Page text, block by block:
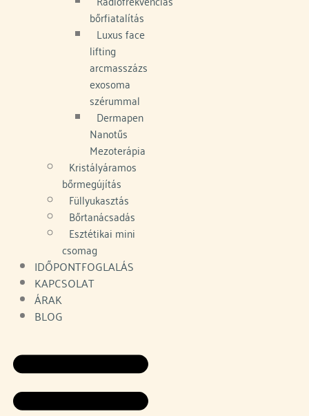
bőrfiatalítás
Luxus face
lifting
arcmasszázs
exosoma
szérummal
Dermapen
Nanotűs
Mezoterápia
Kristályáramos
bőrmegújítás
Füllyukasztás
Bőrtanácsadás
Esztétikai mini
csomag
IDŐPONTFOGLALÁS
KAPCSOLAT
ÁRAK
BLOG